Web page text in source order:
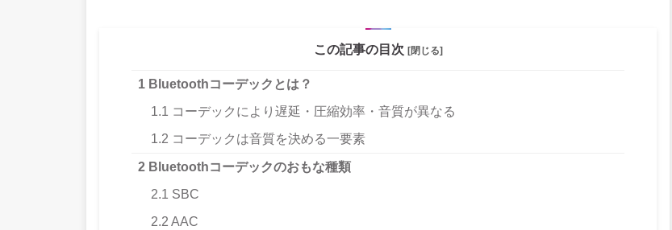
この記事の目次 [閉じる]
1 Bluetoothコーデックとは？
1.1 コーデックにより遅延・圧縮効率・音質が異なる
1.2 コーデックは音質を決める一要素
2 Bluetoothコーデックのおもな種類
2.1 SBC
2.2 AAC